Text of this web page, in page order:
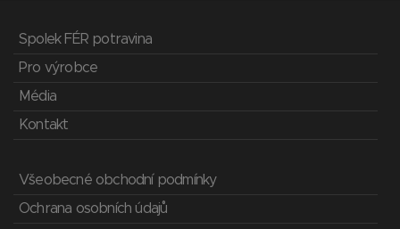
Spolek FÉR potravina
Pro výrobce
Média
Kontakt
Všeobecné obchodní podmínky
Ochrana osobních údajů